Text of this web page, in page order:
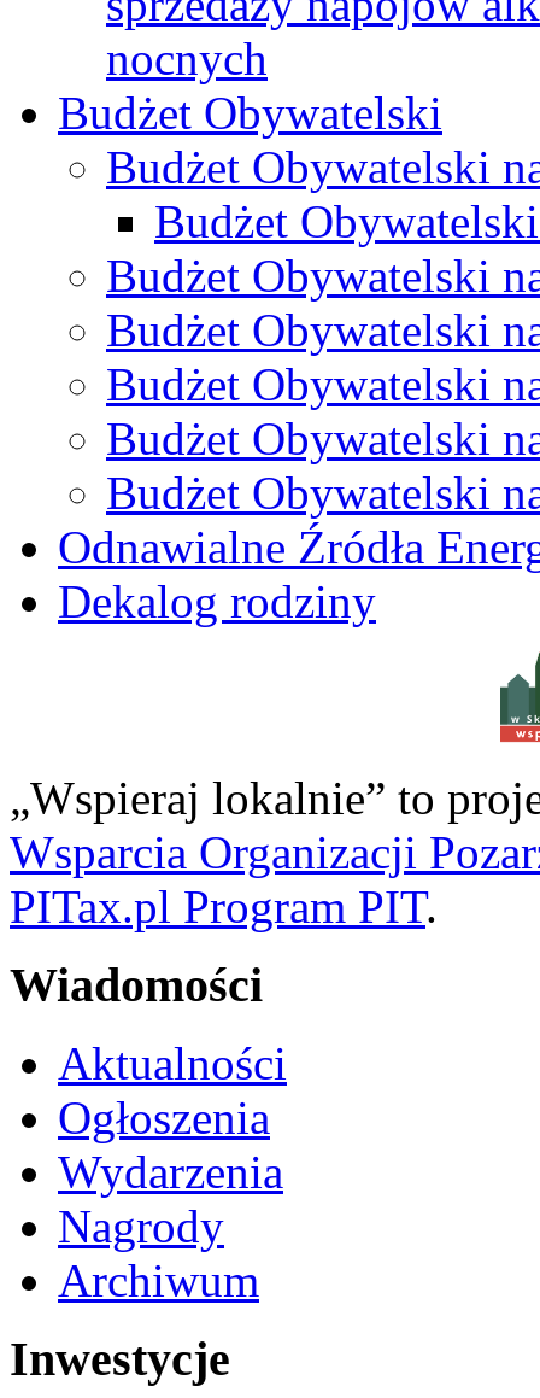
nocnych
Budżet Obywatelski
Budżet Obywatelski
Budżet
Budżet Obywatelski
Budżet Obywatelski
Budżet Obywatelski
Budżet Obywatelski
Budżet Obywatelski
Odnawialne Źródła
Dekalog rodziny
w
„Wspieraj lokalnie” to
Wsparcia Organizacji
PITax.pl Program PIT.
Wiadomości
Aktualności
Ogłoszenia
Wydarzenia
Nagrody
Archiwum
Inwestycje